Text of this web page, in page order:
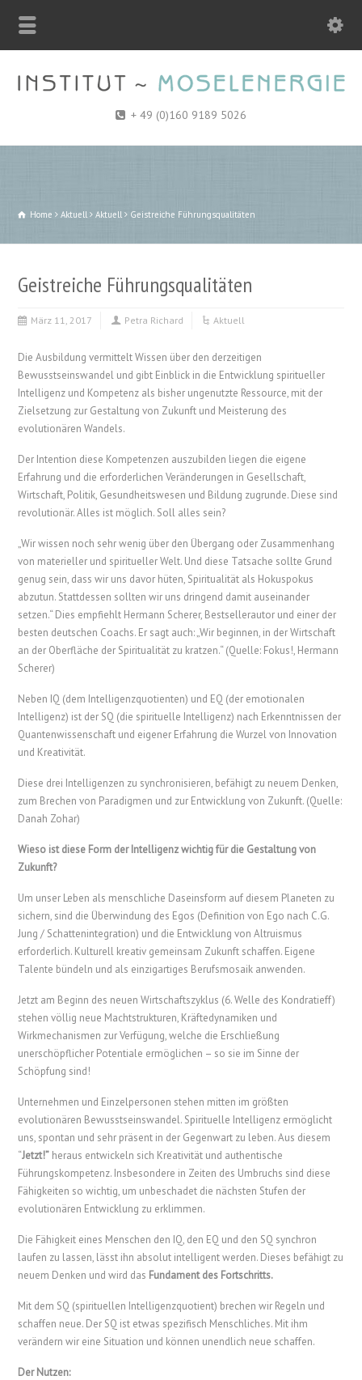
+ 49 (0)160 9189 5026
Home Aktuell Aktuell Geistreiche Führungsqualitäten
Geistreiche Führungsqualitäten
März 11, 2017 Petra Richard Aktuell
Die Ausbildung vermittelt Wissen über den derzeitigen
Bewusstseinswandel und gibt Einblick in die Entwicklung spiritueller
Intelligenz und Kompetenz als bisher ungenutzte Ressource, mit der
Zielsetzung zur Gestaltung von Zukunft und Meisterung des
evolutionären Wandels.
Der Intention diese Kompetenzen auszubilden liegen die eigene
Erfahrung und die erforderlichen Veränderungen in Gesellschaft,
Wirtschaft, Politik, Gesundheitswesen und Bildung zugrunde. Diese sind
revolutionär. Alles ist möglich. Soll alles sein?
„Wir wissen noch sehr wenig über den Übergang oder Zusammenhang
von materieller und spiritueller Welt. Und diese Tatsache sollte Grund
genug sein, dass wir uns davor hüten, Spiritualität als Hokuspokus
abzutun. Stattdessen sollten wir uns dringend damit auseinander
setzen.“ Dies empfiehlt Hermann Scherer, Bestsellerautor und einer der
besten deutschen Coachs. Er sagt auch: „Wir beginnen, in der Wirtschaft
an der Oberfläche der Spiritualität zu kratzen.“ (Quelle: Fokus!, Hermann
Scherer)
Neben IQ (dem Intelligenzquotienten) und EQ (der emotionalen
Intelligenz) ist der SQ (die spirituelle Intelligenz) nach Erkenntnissen der
Quantenwissenschaft und eigener Erfahrung die Wurzel von Innovation
und Kreativität.
Diese drei Intelligenzen zu synchronisieren, befähigt zu neuem Denken,
zum Brechen von Paradigmen und zur Entwicklung von Zukunft. (Quelle:
Danah Zohar)
Wieso ist diese Form der Intelligenz wichtig für die Gestaltung von
Zukunft?
Um unser Leben als menschliche Daseinsform auf diesem Planeten zu
sichern, sind die Überwindung des Egos (Definition von Ego nach C.G.
Jung / Schattenintegration) und die Entwicklung von Altruismus
erforderlich. Kulturell kreativ gemeinsam Zukunft schaffen. Eigene
Talente bündeln und als einzigartiges Berufsmosaik anwenden.
Jetzt am Beginn des neuen Wirtschaftszyklus (6. Welle des Kondratieff)
stehen völlig neue Machtstrukturen, Kräftedynamiken und
Wirkmechanismen zur Verfügung, welche die Erschließung
unerschöpflicher Potentiale ermöglichen – so sie im Sinne der
Schöpfung sind!
Unternehmen und Einzelpersonen stehen mitten im größten
evolutionären Bewusstseinswandel. Spirituelle Intelligenz ermöglicht
uns, spontan und sehr präsent in der Gegenwart zu leben. Aus diesem
“Jetzt!” heraus entwickeln sich Kreativität und authentische
Führungskompetenz. Insbesondere in Zeiten des Umbruchs sind diese
Fähigkeiten so wichtig, um unbeschadet die nächsten Stufen der
evolutionären Entwicklung zu erklimmen.
Die Fähigkeit eines Menschen den IQ, den EQ und den SQ synchron
laufen zu lassen, lässt ihn absolut intelligent werden. Dieses befähigt zu
neuem Denken und wird das Fundament des Fortschritts.
Mit dem SQ (spirituellen Intelligenzquotient) brechen wir Regeln und
schaffen neue. Der SQ ist etwas spezifisch Menschliches. Mit ihm
verändern wir eine Situation und können unendlich neue schaffen.
Der Nutzen: